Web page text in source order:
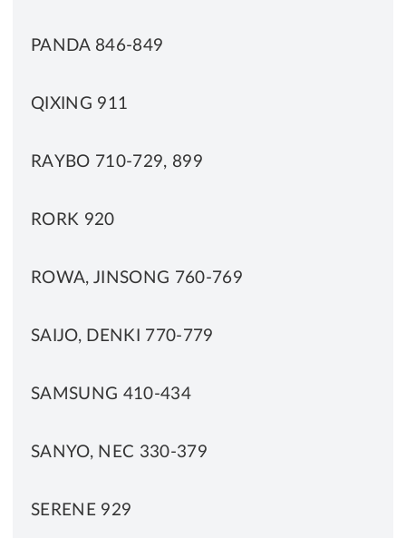
PANDA 846-849
QIXING 911
RAYBO 710-729, 899
RORK 920
ROWA, JINSONG 760-769
SAIJO, DENKI 770-779
SAMSUNG 410-434
SANYO, NEC 330-379
SERENE 929